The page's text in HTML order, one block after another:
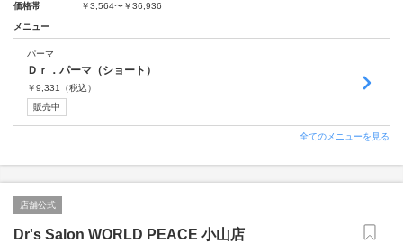
価格帯
￥3,564〜￥36,936
メニュー
パーマ
Ｄｒ．パーマ（ショート）
￥9,331
（税込）
販売中
全てのメニューを見る
店舗公式
Dr's Salon WORLD PEACE 小山店